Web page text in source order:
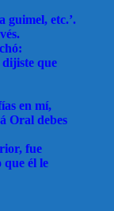
guimel, etc.’.
dijiste que
en mí,
Oral debes
fue
que él le